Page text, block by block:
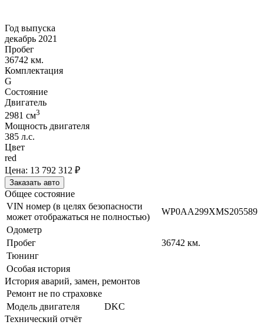
Год выпуска
декабрь 2021
Пробег
36742 км.
Комплектация
G
Состояние
Двигатель
2981 cм3
Мощность двигателя
385 л.с.
Цвет
red
Цена: 13 792 312 ₽
Заказать авто
Общее состояние
VIN номер (в целях безопасности
может отображаться не полностью)
WP0AA299XMS205589
Одометр
Пробег
36742 км.
Тюнинг
Особая история
История аварий, замен, ремонтов
Ремонт не по страховке
Модель двигателя
DKC
Технический отчёт